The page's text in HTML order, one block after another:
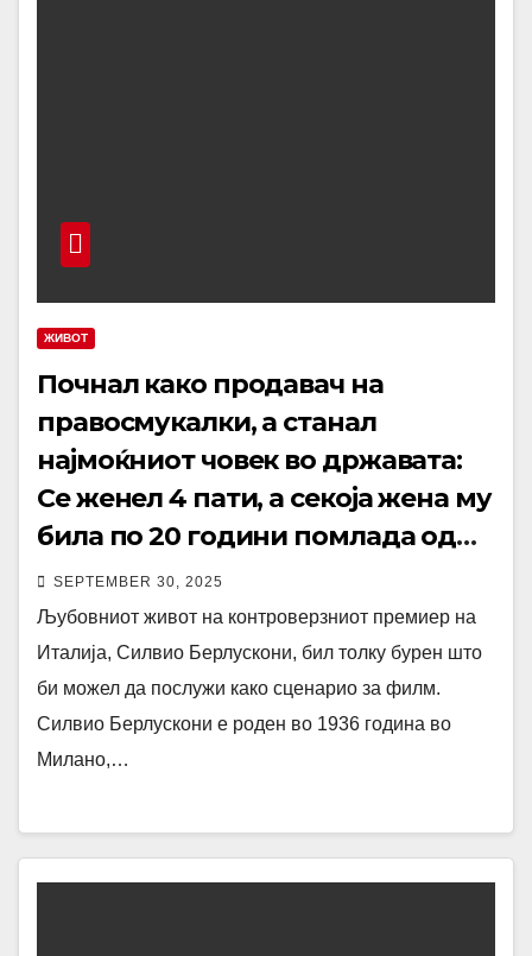
ЖИВОТ
Почнал како продавач на
правосмукалки, а станал
најмоќниот човек во државата:
Се женел 4 пати, а секоја жена му
била по 20 години помлада од
претходната
SEPTEMBER 30, 2025
Љубовниот живот на контроверзниот премиер на
Италија, Силвио Берлускони, бил толку бурен што
би можел да послужи како сценарио за филм.
Силвио Берлускони е роден во 1936 година во
Милано,…